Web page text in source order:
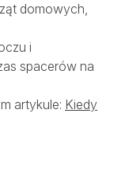
domowych,
i
spacerów na
artykule: Kiedy